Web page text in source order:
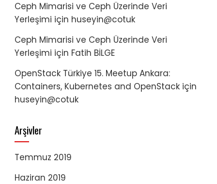
Ceph Mimarisi ve Ceph Üzerinde Veri
Yerleşimi için huseyin@cotuk
Ceph Mimarisi ve Ceph Üzerinde Veri
Yerleşimi için Fatih BİLGE
OpenStack Türkiye 15. Meetup Ankara:
Containers, Kubernetes and OpenStack için
huseyin@cotuk
Arşivler
Temmuz 2019
Haziran 2019